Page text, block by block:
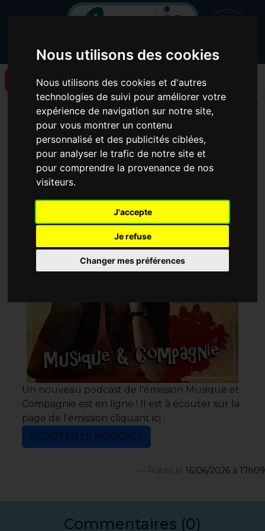
Nous utilisons des cookies
Nous utilisons des cookies et d'autres
technologies de suivi pour améliorer votre
expérience de navigation sur notre site,
pour vous montrer un contenu
personnalisé et des publicités ciblées,
pour analyser le trafic de notre site et
pour comprendre la provenance de nos
visiteurs.
J'accepte
Je refuse
Changer mes préférences
Retour à la liste des articles
Un nouveau podcast de
l'émission Musique et
Compagnie est en ligne !
Un nouveau podcast de l'émission Musique et
Compagnie est en ligne ! Il est à écouter sur la
page de l'émission cliquant ici :
ECOUTER LE PODCAST
Publié le 16/06/2026 à 17h09
Commentaires (0)